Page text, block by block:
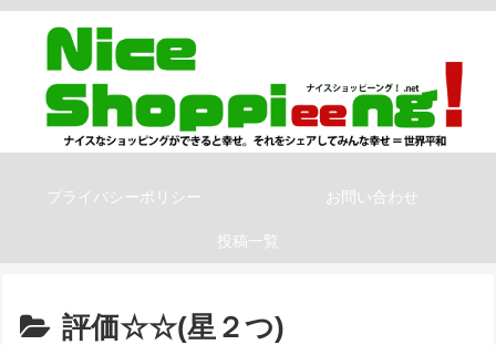
プライバシーポリシー お問い合わせ
投稿一覧
評価☆☆(星２つ)